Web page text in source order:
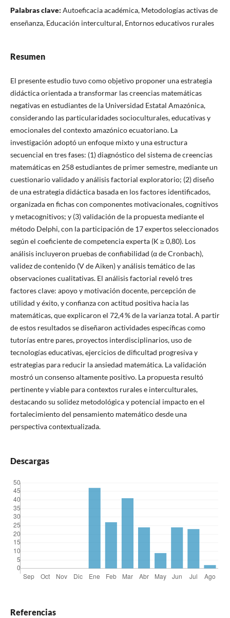
Palabras clave: Autoeficacia académica, Metodologías activas de
enseñanza, Educación intercultural, Entornos educativos rurales
Resumen
El presente estudio tuvo como objetivo proponer una estrategia
didáctica orientada a transformar las creencias matemáticas
negativas en estudiantes de la Universidad Estatal Amazónica,
considerando las particularidades socioculturales, educativas y
emocionales del contexto amazónico ecuatoriano. La
investigación adoptó un enfoque mixto y una estructura
secuencial en tres fases: (1) diagnóstico del sistema de creencias
matemáticas en 258 estudiantes de primer semestre, mediante un
cuestionario validado y análisis factorial exploratorio; (2) diseño
de una estrategia didáctica basada en los factores identificados,
organizada en fichas con componentes motivacionales, cognitivos
y metacognitivos; y (3) validación de la propuesta mediante el
método Delphi, con la participación de 17 expertos seleccionados
según el coeficiente de competencia experta (K ≥ 0,80). Los
análisis incluyeron pruebas de confiabilidad (α de Cronbach),
validez de contenido (V de Aiken) y análisis temático de las
observaciones cualitativas. El análisis factorial reveló tres
factores clave: apoyo y motivación docente, percepción de
utilidad y éxito, y confianza con actitud positiva hacia las
matemáticas, que explicaron el 72,4 % de la varianza total. A partir
de estos resultados se diseñaron actividades específicas como
tutorías entre pares, proyectos interdisciplinarios, uso de
tecnologías educativas, ejercicios de dificultad progresiva y
estrategias para reducir la ansiedad matemática. La validación
mostró un consenso altamente positivo. La propuesta resultó
pertinente y viable para contextos rurales e interculturales,
destacando su solidez metodológica y potencial impacto en el
fortalecimiento del pensamiento matemático desde una
perspectiva contextualizada.
Descargas
Referencias